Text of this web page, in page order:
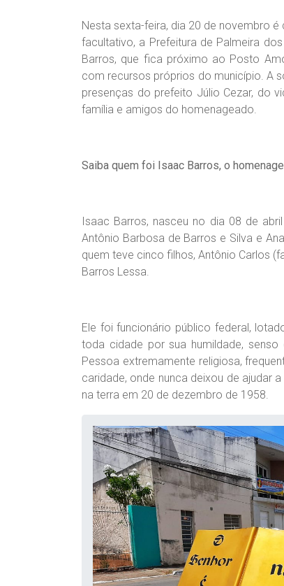
Nesta sexta-feira, dia 20 de novembro
facultativo, a Prefeitura de Palmeira
Barros, que fica próximo ao Posto
com recursos próprios do município. A
presenças do prefeito Júlio Cezar, do
família e amigos do homenageado.
Saiba quem foi Isaac Barros, o
Isaac Barros, nasceu no dia 08 de
Antônio Barbosa de Barros e Silva e
quem teve cinco filhos, Antônio Carlos
Barros Lessa.
Ele foi funcionário público federal,
toda cidade por sua humildade,
Pessoa extremamente religiosa,
caridade, onde nunca deixou de ajudar
na terra em 20 de dezembro de 1958.